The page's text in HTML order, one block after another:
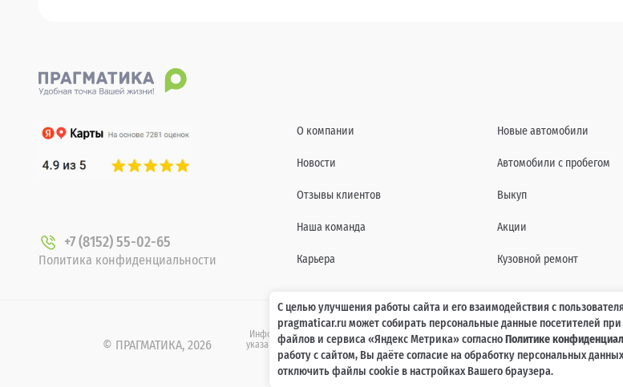
+7 (8152) 55-02-65
Политика конфиденциальности
О компании
Новости
Отзывы клиентов
Наша команда
Карьера
Новые автомобили
Автомобили с пробегом
Выкуп
Акции
Кузовной ремонт
© ПРАГМАТИКА, 2026
Информация о технических характеристиках, составе комплектаций, цветовой гамме и
указанных на сайте www.pragmaticar.ru, носит информационный характер и ни при каких
437 Гражданского кодекса Российской Федерации. Для получения
С целью улучшения работы сайта и его взаимодействия с
pragmaticar.ru может собирать персональные данные посетителей
файлов и сервиса «Яндекс Метрика» согласноПолитике
работу с сайтом, Вы даёте согласие на обработку персональных
отключить файлы cookie в настройках Вашего браузера.